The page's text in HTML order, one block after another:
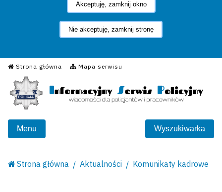
Akceptuję, zamknij okno
Nie akceptuję, zamknij stronę
Strona główna Mapa serwisu
Informacyjny Serwis
Menu Wyszukiwarka
Strona główna Aktualności Komunikaty kadrowe